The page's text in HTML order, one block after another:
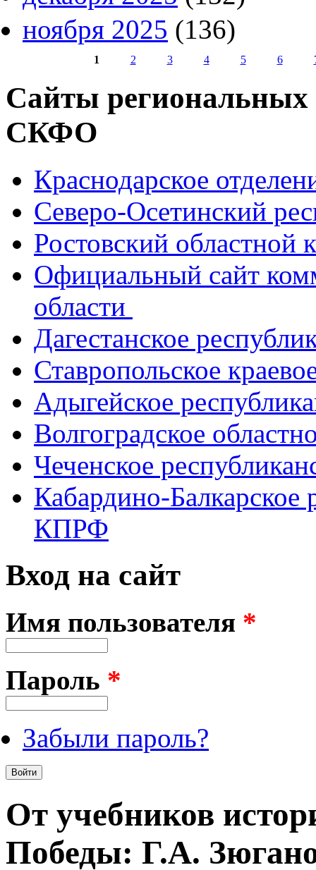
ноября 2025 (136)
1 2 3 4 5 6
Сайты
СКФО
Краснодарское
Северо-Осетинский
Ростовский
Официальный сайт
области
Дагестанское
Ставропольское
Адыгейское
Волгоградское
Чеченское
Кабардино-Балкарское
КПРФ
Вход на сайт
Имя пользователя *
Пароль *
Забыли пароль?
От учебников
Победы: Г.А.